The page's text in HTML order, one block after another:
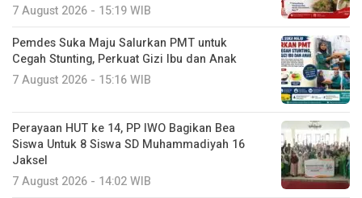
7 August 2026 - 15:19 WIB
Pemdes Suka Maju Salurkan PMT untuk
Cegah Stunting, Perkuat Gizi Ibu dan Anak
7 August 2026 - 15:16 WIB
Perayaan HUT ke 14, PP IWO Bagikan Bea
Siswa Untuk 8 Siswa SD Muhammadiyah 16
Jaksel
7 August 2026 - 14:02 WIB